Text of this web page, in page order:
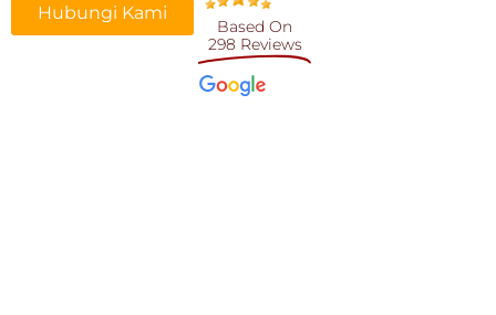
Hubungi Kami
Based On
298 Reviews